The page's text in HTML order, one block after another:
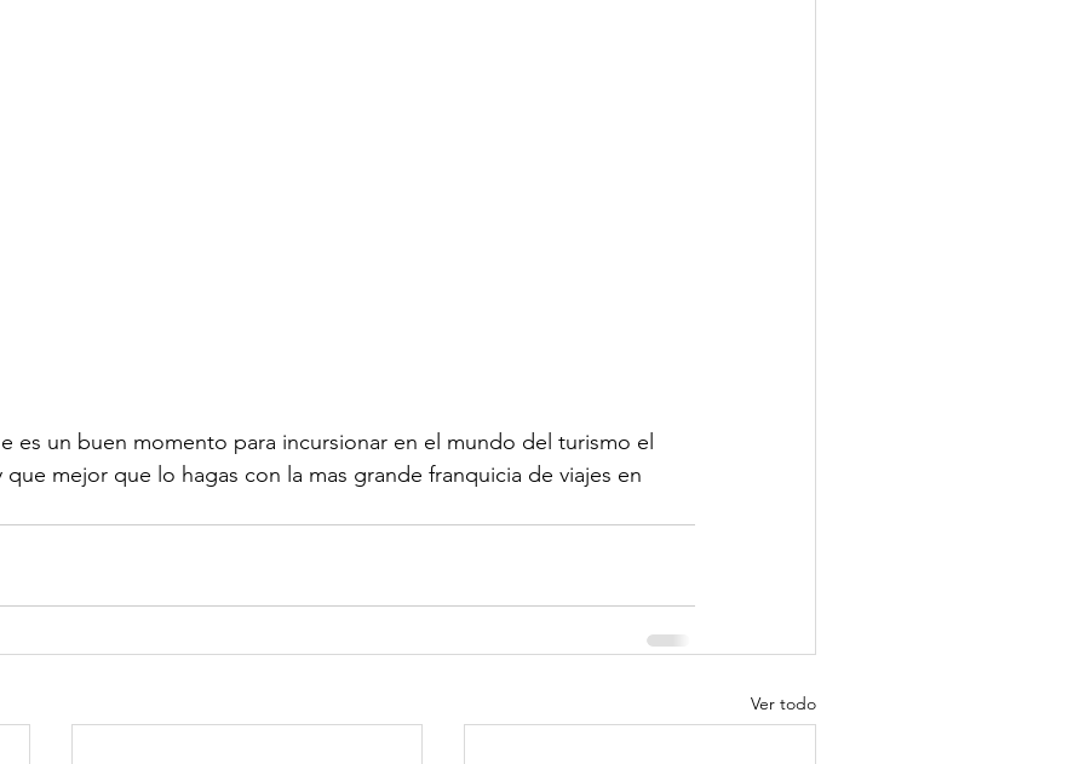
es un buen momento para incursionar en el mundo del turismo el
que mejor que lo hagas con la mas grande franquicia de viajes en
Ver todo